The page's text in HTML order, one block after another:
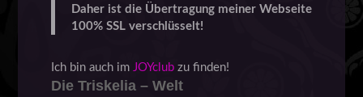
Daher ist die Übertragung meiner Webseite
100% SSL verschlüsselt!
Ich bin auch im JOYclubzu finden!
Die Triskelia – Welt